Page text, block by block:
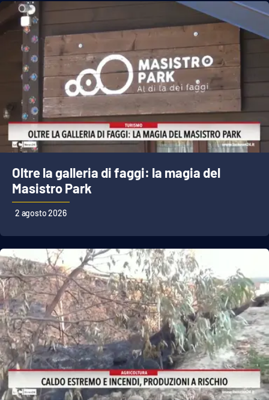
STREAMING
LaC TV
LaC Network
LaC OnAir
EDIZIONI
LOCALI
Catanzaro
Crotone
Vibo Valentia
Reggio Calabria
Cosenza
Lamezia Terme
Oltre la galleria di faggi: la magia del
Masistro Park
2 agosto 2026